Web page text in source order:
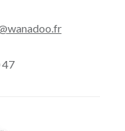
47